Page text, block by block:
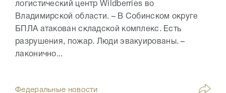
логистический центр Wildberries во
Владимирской области. – В Собинском округе
БПЛА атакован складской комплекс. Есть
разрушения, пожар. Люди эвакуированы. –
лаконично...
Федеральные новости